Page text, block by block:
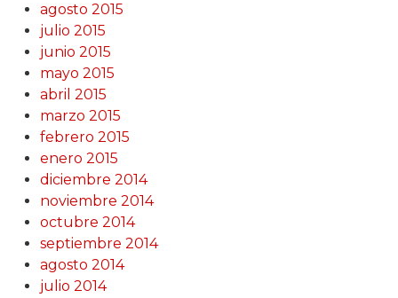
agosto 2015
julio 2015
junio 2015
mayo 2015
abril 2015
marzo 2015
febrero 2015
enero 2015
diciembre 2014
noviembre 2014
octubre 2014
septiembre 2014
agosto 2014
julio 2014